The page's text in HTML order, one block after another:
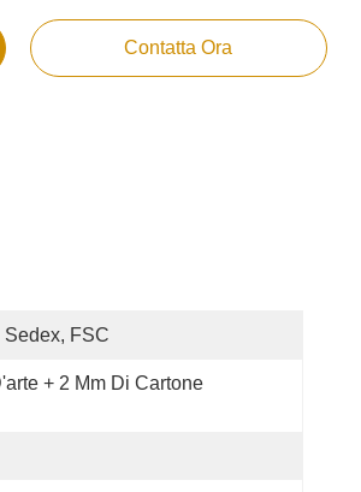
Contatta Ora
Sedex, FSC
+ 2 Mm Di Cartone